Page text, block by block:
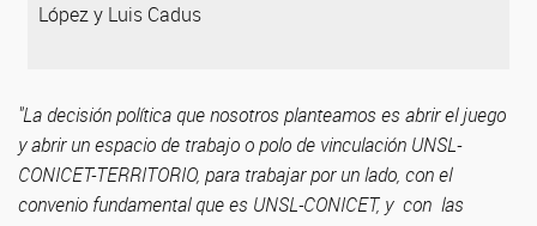
López y Luis Cadus
"La decisión política que nosotros planteamos es abrir el juego
y abrir un espacio de trabajo o polo de vinculación UNSL-
CONICET-TERRITORIO, para trabajar por un lado, con el
convenio fundamental que es UNSL-CONICET, y con las